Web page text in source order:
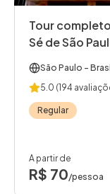
Tour
Sé de São
São Paulo - Brasil
5.0 (194
Regular
A partir de
R$ 70/pessoa